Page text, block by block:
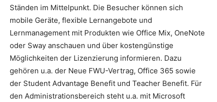
Ständen im Mittelpunkt. Die Besucher können sich
mobile Geräte, flexible Lernangebote und
Lernmanagement mit Produkten wie Office Mix, OneNote
oder Sway anschauen und über kostengünstige
Möglichkeiten der Lizenzierung informieren. Dazu
gehören u.a. der Neue FWU-Vertrag, Office 365 sowie
der Student Advantage Benefit und Teacher Benefit. Für
den Administrationsbereich steht u.a. mit Microsoft